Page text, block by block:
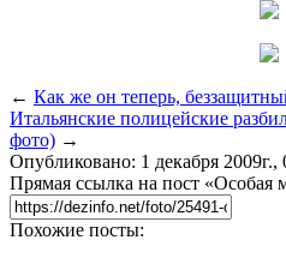
← Как же он теперь,
Итальянские полицейские
фото) →
Опубликовано: 1 декабря 2009г.,
Прямая ссылка на пост «Особая
Похожие посты: